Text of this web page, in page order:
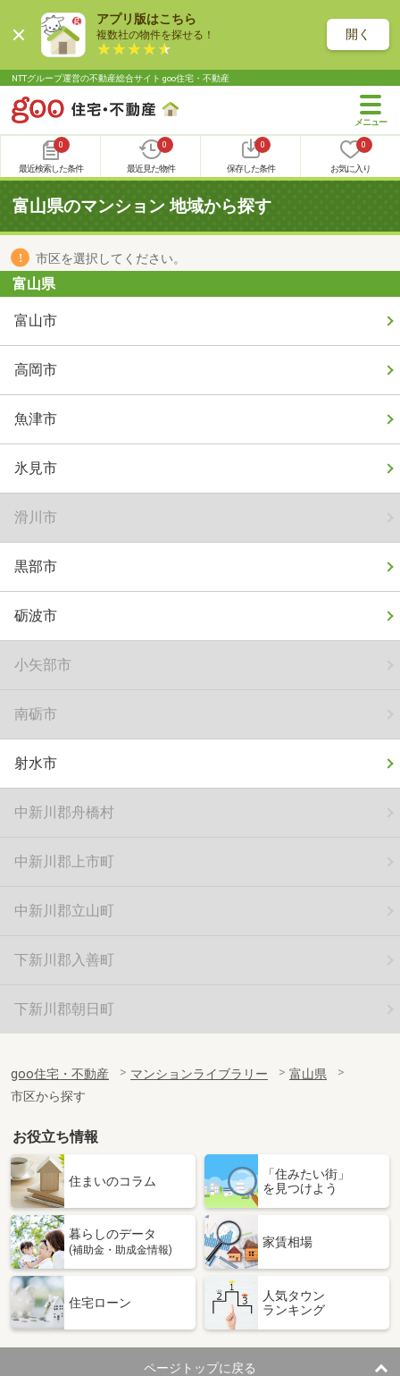
アプリ版はこちら
複数社の物件を探せる！ 開く
NTTグループ運営の不動産総合サイト goo住宅・不動産
0
最近検索した条件
0
最近見た物件
0
保存した条件
0
お気に入り
富山県のマンション 地域から探す
市区を選択してください。
富山県
富山市
高岡市
魚津市
氷見市
滑川市
黒部市
砺波市
小矢部市
南砺市
射水市
中新川郡舟橋村
中新川郡上市町
中新川郡立山町
下新川郡入善町
下新川郡朝日町
goo住宅・不動産 マンションライブラリー
富山県
市区から探す
お役立ち情報
住まいのコラム
「住みたい街」
を見つけよう
暮らしのデータ
(補助金・助成金情報)
家賃相場
住宅ローン
人気タウン
ランキング
ページトップに戻る